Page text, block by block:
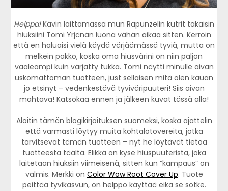
Heippa!Kävin laittamassa mun Rapunzelin kutrit takaisin
hiuksiini Tomi Yrjänän luona vähän aikaa sitten. Kerroin
että en haluaisi vielä käydä värjäämässä tyviä, mutta on
melkein pakko, koska oma hiusvärini on niin paljon
vaaleampi kuin värjätty tukka. Tomi näytti minulle aivan
uskomattoman tuotteen, just sellaisen mitä olen kauan
jo etsinyt – vedenkestävä tyviväripuuteri! Siis aivan
mahtava! Katsokaa ennen ja jälkeen kuvat tässä alla!
Aloitin tämän blogikirjoituksen suomeksi, koska ajattelin
että varmasti löytyy muita kohtalotovereita, jotka
tarvitsevat tämän tuotteen – nyt he löytävät tietoa
tuotteesta täältä. Elikkä on kyse hiuspuuterista, joka
laitetaan hiuksiin viimeisenä, sitten kun “kampaus” on
valmis. Merkki on Color Wow Root Cover Up. Tuote
peittää tyvikasvun, on helppo käyttää eikä se sotke.